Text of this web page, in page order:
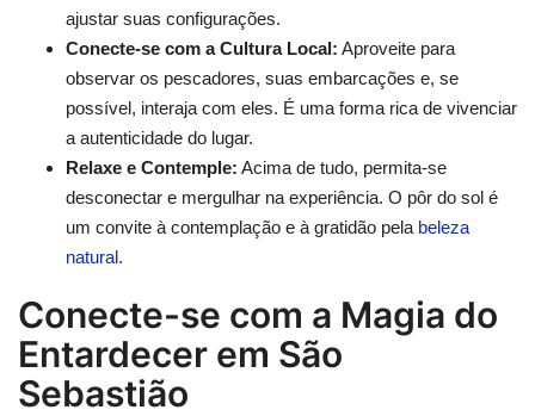
ajustar suas configurações.
Conecte-se com a Cultura Local: Aproveite para
observar os pescadores, suas embarcações e, se
possível, interaja com eles. É uma forma rica de vivenciar
a autenticidade do lugar.
Relaxe e Contemple: Acima de tudo, permita-se
desconectar e mergulhar na experiência. O pôr do sol é
um convite à contemplação e à gratidão pela beleza
natural.
Conecte-se com a Magia do
Entardecer em São
Sebastião